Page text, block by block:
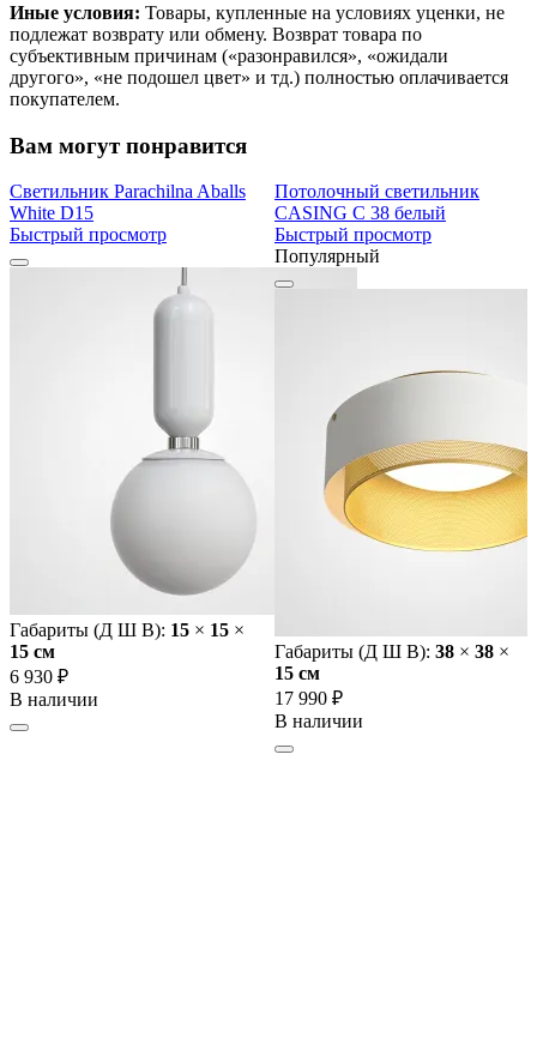
Иные условия: Товары, купленные на условиях уценки, не
подлежат возврату или обмену. Возврат товара по
субъективным причинам («разонравился», «ожидали
другого», «не подошел цвет» и тд.) полностью оплачивается
покупателем.
Вам могут понравится
Светильник Parachilna Aballs
White D15
Быстрый просмотр
Габариты (Д Ш В): 15 × 15 ×
15 cм
6 930 ₽
В наличии
Потолочный светильник
CASING C 38 белый
Быстрый просмотр
Популярный
Габариты (Д Ш В): 38 × 38 ×
15 cм
17 990 ₽
В наличии